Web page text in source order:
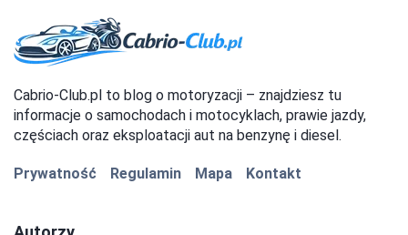
Cabrio-Club.pl to blog o motoryzacji – znajdziesz tu
informacje o samochodach i motocyklach, prawie jazdy,
częściach oraz eksploatacji aut na benzynę i diesel.
Prywatność Regulamin Mapa Kontakt